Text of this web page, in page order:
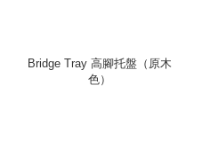
Bridge Tray 高腳托盤（原木
色）